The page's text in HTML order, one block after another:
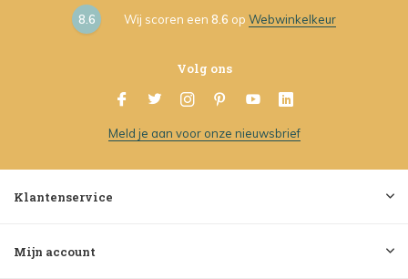
8.6 Wij scoren een 8.6 op Webwinkelkeur
Volg ons
Meld je aan voor onze nieuwsbrief
Klantenservice
Mijn account